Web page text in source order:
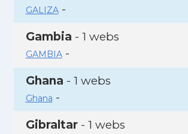
GALIZA-
Gambia - 1 webs
GAMBIA-
Ghana - 1 webs
Ghana -
Gibraltar- 1 webs